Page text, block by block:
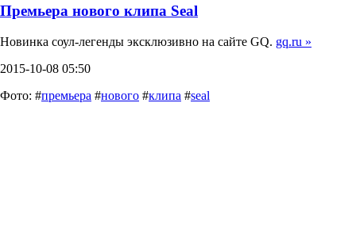
Премьера нового клипа Seal
Новинка соул-легенды эксклюзивно на сайте GQ. gq.ru »
2015-10-08 05:50
Фото: #премьера #нового #клипа #seal